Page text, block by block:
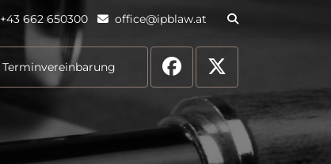
+43 662 650300 office@ipblaw.at
Terminvereinbarung